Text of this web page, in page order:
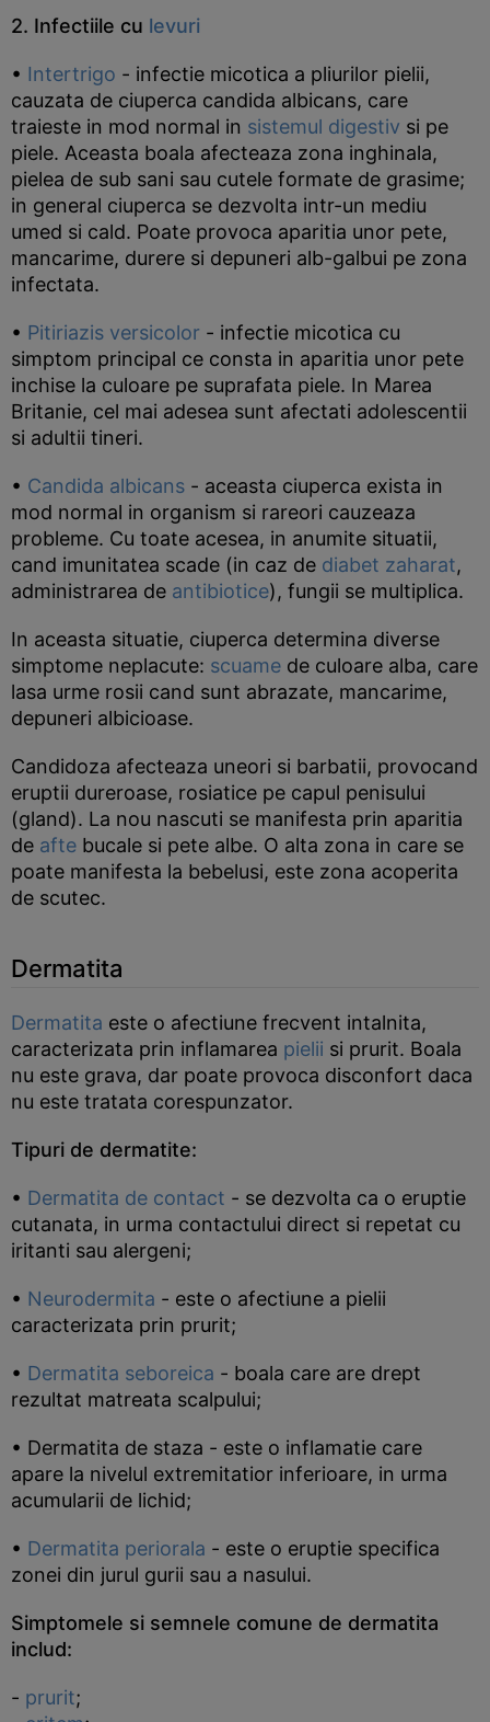
2. Infectiile cu levuri
• Intertrigo - infectie micotica a pliurilor pielii,
cauzata de ciuperca candida albicans, care
traieste in mod normal in sistemul digestiv si pe
piele. Aceasta boala afecteaza zona inghinala,
pielea de sub sani sau cutele formate de grasime;
in general ciuperca se dezvolta intr-un mediu
umed si cald. Poate provoca aparitia unor pete,
mancarime, durere si depuneri alb-galbui pe zona
infectata.
• Pitiriazis versicolor - infectie micotica cu
simptom principal ce consta in aparitia unor pete
inchise la culoare pe suprafata piele. In Marea
Britanie, cel mai adesea sunt afectati adolescentii
si adultii tineri.
• Candida albicans - aceasta ciuperca exista in
mod normal in organism si rareori cauzeaza
probleme. Cu toate acesea, in anumite situatii,
cand imunitatea scade (in caz de diabet zaharat,
administrarea de antibiotice), fungii se multiplica.
In aceasta situatie, ciuperca determina diverse
simptome neplacute: scuame de culoare alba, care
lasa urme rosii cand sunt abrazate, mancarime,
depuneri albicioase.
Candidoza afecteaza uneori si barbatii, provocand
eruptii dureroase, rosiatice pe capul penisului
(gland). La nou nascuti se manifesta prin aparitia
de afte bucale si pete albe. O alta zona in care se
poate manifesta la bebelusi, este zona acoperita
de scutec.
Dermatita
Dermatita este o afectiune frecvent intalnita,
caracterizata prin inflamarea pielii si prurit. Boala
nu este grava, dar poate provoca disconfort daca
nu este tratata corespunzator.
Tipuri de dermatite:
• Dermatita de contact - se dezvolta ca o eruptie
cutanata, in urma contactului direct si repetat cu
iritanti sau alergeni;
• Neurodermita - este o afectiune a pielii
caracterizata prin prurit;
• Dermatita seboreica - boala care are drept
rezultat matreata scalpului;
• Dermatita de staza - este o inflamatie care
apare la nivelul extremitatior inferioare, in urma
acumularii de lichid;
• Dermatita periorala - este o eruptie specifica
zonei din jurul gurii sau a nasului.
Simptomele si semnele comune de dermatita
includ:
- prurit;